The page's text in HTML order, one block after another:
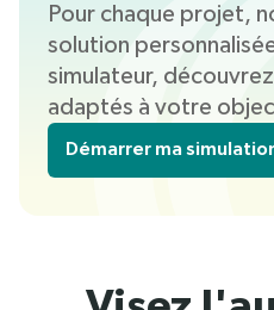
Pour chaque projet,
solution
simulateur,
adaptés à votre
Démarrer ma